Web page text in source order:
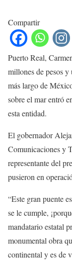
Compartir
Puerto Real,
millones de pesos
más largo de
sobre el mar entró
esta entidad.
El gobernador
Comunicaciones y
representante del
pusieron en
“Este gran puente
se le cumple,
mandatario estatal
monumental obra
continental y es de